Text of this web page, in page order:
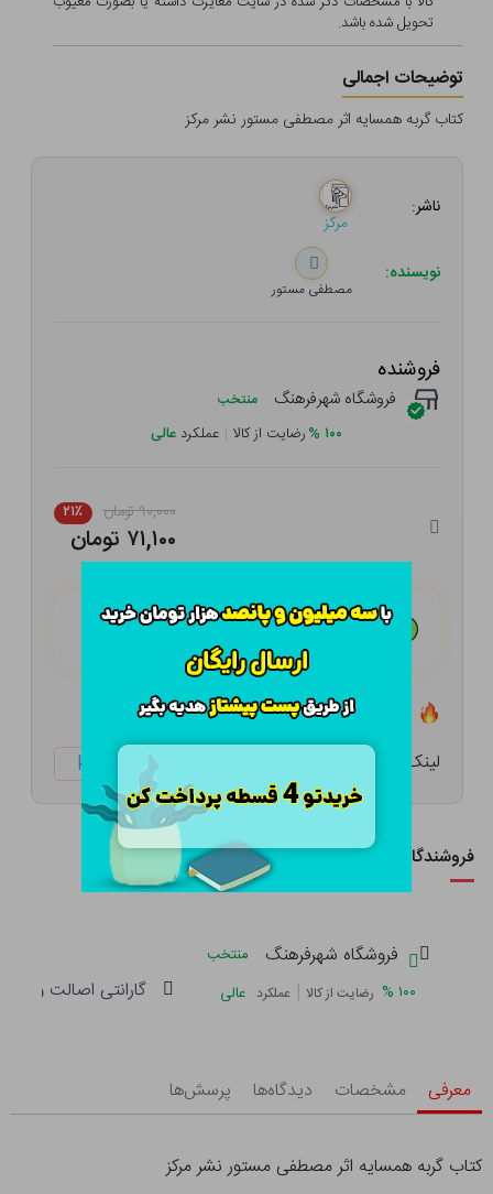
تحویل شده باشد.
توضیحات اجمالی
کتاب گربه همسایه اثر مصطفی مستور نشر مرکز
ناشر:
مرکز
نویسنده:
مصطفی مستور
فروشنده
فروشگاه شهرفرهنگ منتخب
۱۰۰ %رضایت از کالا | عملکرد عالی
۹۰,۰۰۰ تومان ۲۱٪
۷۱,۱۰۰ تومان
هـر قسط با تــرب‌پــی:۱۷,۷۷۵ تومان
لینک کوتاه: ketabtala.com/sbp-52406
فروشندگان این کالا
فروشگاه شهرفرهنگ
منتخب
۱۰۰ % رضایت از کالا | عملکرد عالی گارانتی اصالت و
معرفی مشخصات دیدگاه‌ها پرسش‌ها
کتاب گربه همسایه اثر مصطفی مستور نشر مرکز